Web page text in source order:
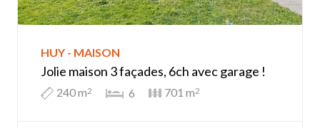
HUY - MAISON
Jolie maison 3 façades, 6ch avec garage !
240 m2 6 701 m2